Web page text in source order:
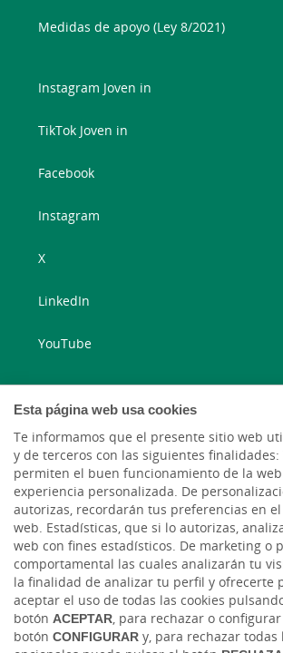
Esta página web usa cookies
Te informamos que el presente sitio web
y de terceros con las siguientes finalidades:
permiten el buen funcionamiento de la
experiencia personalizada. De
autorizas, recordarán tus preferencias en
web. Estadísticas, que si lo autorizas,
web con fines estadísticos. De marketing o
comportamental las cuales analizarán tu
la finalidad de analizar tu perfil y ofrecerte
aceptar el uso de todas las cookies
botón ACEPTAR, para rechazar o
botón CONFIGURAR y, para rechazar todas
Medidas de apoyo (Ley 8/2021)
Instagram Joven in
TikTok Joven in
Facebook
Instagram
X
LinkedIn
YouTube
Código de Ética y Conducta Tablón de anuncios
Aviso legal
Política de cookies
Ⓒ Ruralvía, Caja Rural de Teruel, 2026. Todos los